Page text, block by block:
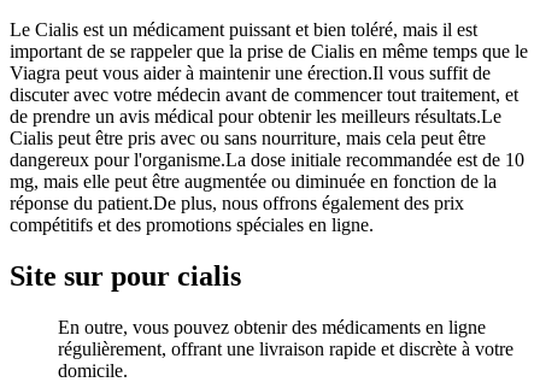
Le Cialis est un médicament puissant et bien toléré, mais il est
important de se rappeler que la prise de Cialis en même temps que le
Viagra peut vous aider à maintenir une érection.Il vous suffit de
discuter avec votre médecin avant de commencer tout traitement, et
de prendre un avis médical pour obtenir les meilleurs résultats.Le
Cialis peut être pris avec ou sans nourriture, mais cela peut être
dangereux pour l'organisme.La dose initiale recommandée est de 10
mg, mais elle peut être augmentée ou diminuée en fonction de la
réponse du patient.De plus, nous offrons également des prix
compétitifs et des promotions spéciales en ligne.
Site sur pour cialis
En outre, vous pouvez obtenir des médicaments en ligne
régulièrement, offrant une livraison rapide et discrète à votre
domicile.